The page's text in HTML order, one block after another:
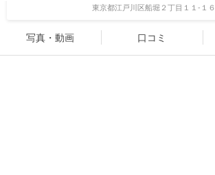
東京都江戸川区船堀２丁目１１-１６
写真・動画 口コミ